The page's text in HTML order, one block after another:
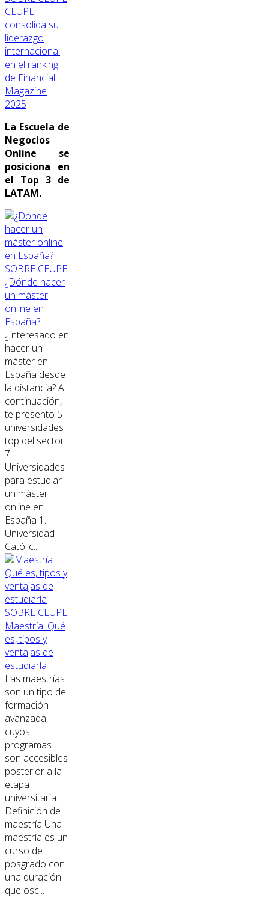
CEUPE
consolida su
liderazgo
internacional
en el ranking
de Financial
Magazine
2025
La Escuela de
Negocios
Online se
posiciona en
el Top 3 de
LATAM.
SOBRE CEUPE
¿Dónde hacer
un máster
online en
España?
¿Interesado en
hacer un
máster en
España desde
la distancia? A
continuación,
te presento 5
universidades
top del sector.
7
Universidades
para estudiar
un máster
online en
España 1.
Universidad
Católic...
SOBRE CEUPE
Maestría: Qué
es, tipos y
ventajas de
estudiarla
Las maestrías
son un tipo de
formación
avanzada,
cuyos
programas
son accesibles
posterior a la
etapa
universitaria.
Definición de
maestría Una
maestría es un
curso de
posgrado con
una duración
que osc...